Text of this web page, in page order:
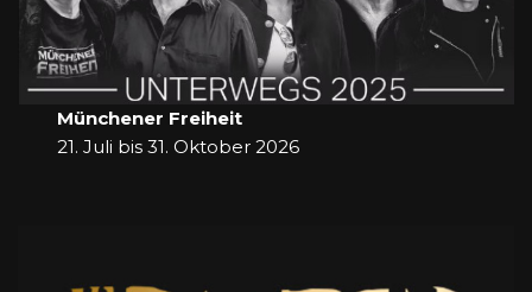
Münchener Freiheit
21. Juli bis 31. Oktober 2026